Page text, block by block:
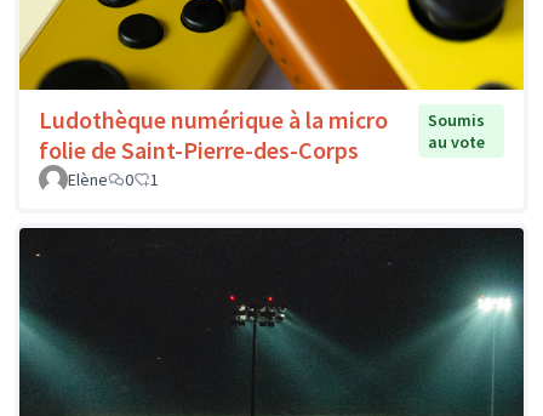
Ludothèque numérique à la micro
folie de Saint-Pierre-des-Corps
Soumis
au vote
Elène
0 1